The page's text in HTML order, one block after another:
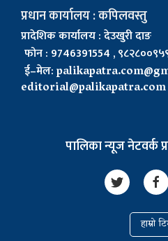
प्रधान कार्यालय : कपिलवस्तु
प्रादेशिक कार्यालय : देउखुरी दाङ
फोन : 9746391554 ,
ई–मेल:
editorial@palikapatra.com
पालिका न्यूज नेटवर्क
हाम्रो